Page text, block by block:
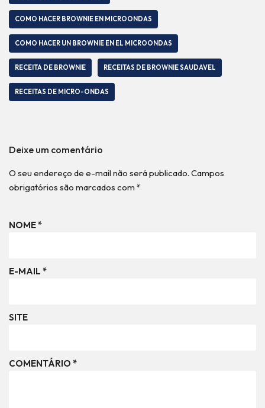
COMO HACER BROWNIE EN MICROONDAS
COMO HACER UN BROWNIE EN EL MICROONDAS
RECEITA DE BROWNIE RECEITAS DE BROWNIE SAUDAVEL
RECEITAS DE MICRO-ONDAS
Deixe um comentário
O seu endereço de e-mail não será publicado. Campos
obrigatórios são marcados com *
NOME*
E-MAIL *
SITE
COMENTÁRIO *